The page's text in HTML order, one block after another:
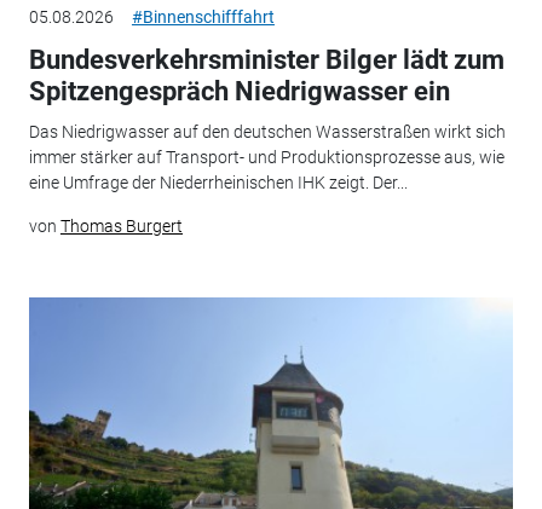
05.08.2026 #Binnenschifffahrt
Bundesverkehrsminister Bilger lädt zum
Spitzengespräch Niedrigwasser ein
Das Niedrigwasser auf den deutschen Wasserstraßen wirkt sich
immer stärker auf Transport- und Produktionsprozesse aus, wie
eine Umfrage der Niederrheinischen IHK zeigt. Der...
von Thomas Burgert